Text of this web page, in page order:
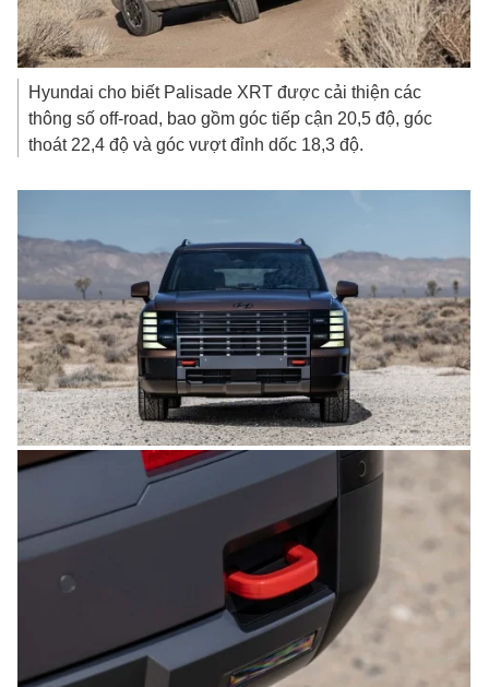
Hyundai cho biết Palisade XRT được cải thiện các
thông số off-road, bao gồm góc tiếp cận 20,5 độ, góc
thoát 22,4 độ và góc vượt đỉnh dốc 18,3 độ.